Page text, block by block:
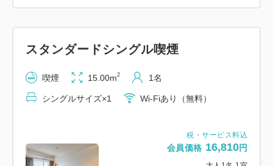
※割引後に出庫される場合は、再手続きが必要です。
※駐車場の営業時間にご注意ください。
・添い寝は大人1名につき小学生以下まで無料。
税・サービス料込
会員価格 16,810円
スタンダードシングル喫煙
喫煙 15.00m2 1名
シングルサイズ×1 Wi-Fiあり（無料）